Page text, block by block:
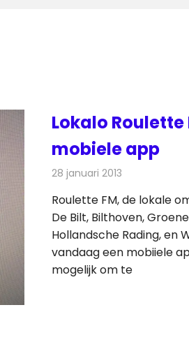
Lokalo
mobiele app
28 januari 2013
Roulette FM, de lokale
De Bilt, Bilthoven,
Hollandsche Rading, en
vandaag een mobiiele
mogelijk om te